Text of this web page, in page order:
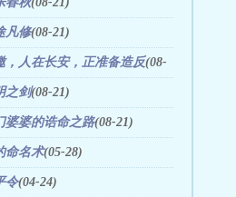
凡修(08-21)
，人在长安，正准备造反(08-
之剑(08-21)
婆婆的诰命之路(08-21)
命名术(05-28)
令(04-24)